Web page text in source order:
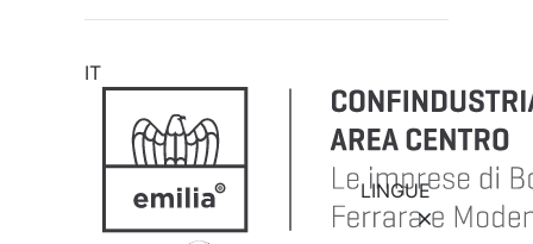
IT
LINGUE